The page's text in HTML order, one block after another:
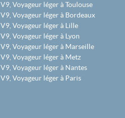
V9, Voyageur léger à Toulouse
V9, Voyageur léger à Bordeaux
V9, Voyageur léger à Lille
V9, Voyageur léger à Lyon
V9, Voyageur léger à Marseille
V9, Voyageur léger à Metz
V9, Voyageur léger à Nantes
V9, Voyageur léger à Paris